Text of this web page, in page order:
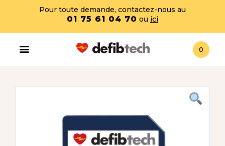
Pour toute demande, contactez-nous au
01 75 61 04 70 ou ici
0